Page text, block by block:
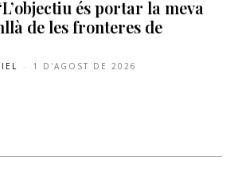
és portar la meva
de les fronteres de
- 1 D'AGOST DE 2026